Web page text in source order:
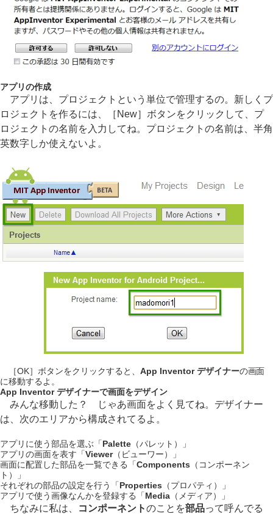
アプリの作成
アプリは、プロジェクトという単位で管理するの。新しくプ
ロジェクトを作るには、［New］ボタンをクリックして、プ
ロジェクトの名前を入力してね。プロジェクトの名前は、半角
英数字しか使えないよ。
［OK］ボタンをクリックすると、 App Inventor デザイナーの画面
に移動するよ。
App Inventor デザイナーで画面をデザイン
みんな移動した？ じゃあ画面をよく見てね。デザイナー
は、次のエリアから構成されてるよ。
アプリに使う部品を選ぶ「Palette（パレット）」
アプリの画面を表す「Viewer（ビューワー）」
画面に配置した部品を一覧できる「Components （コンポーネン
ト）」
それぞれの部品の設定を行う「Properties （プロパティ）」
アプリで使う画像なんかを登録する「Media（メディア）」
ちなみに私は、 コンポーネントのことを部品って呼んでる